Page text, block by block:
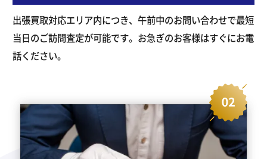
出張買取対応エリア内につき、午前中のお問い合わせで最短
当日のご訪問査定が可能です。お急ぎのお客様はすぐにお電
話ください。